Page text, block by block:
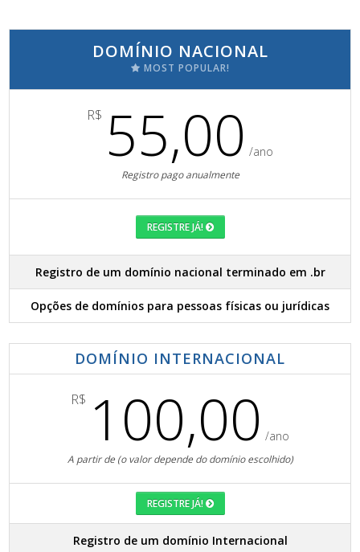
DOMÍNIO NACIONAL
MOST POPULAR!
R$ 55,00 /ano
Registro pago anualmente
REGISTRE JÁ!
Registro de um domínio nacional terminado em .br
Opções de domínios para pessoas físicas ou jurídicas
DOMÍNIO INTERNACIONAL
R$ 100,00 /ano
A partir de (o valor depende do domínio escolhido)
REGISTRE JÁ!
Registro de um domínio Internacional